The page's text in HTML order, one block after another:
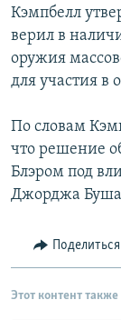
Все сайты
Кэмпбелл
верил в
оружия
для участия в
По словам
что решение
Блэром под
Джорджа
Поделиться
Этот контент